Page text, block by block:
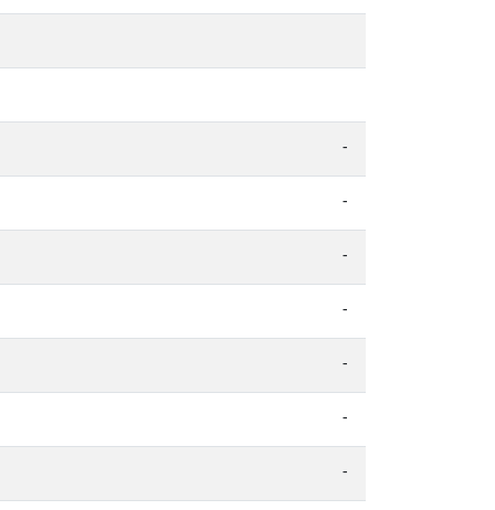
-
-
-
-
-
-
-